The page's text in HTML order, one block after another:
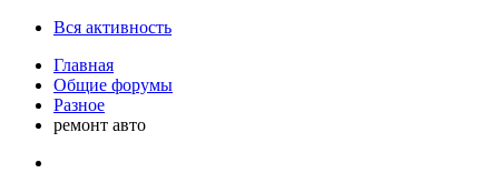
Вся активность
Главная
Общие форумы
Разное
ремонт авто